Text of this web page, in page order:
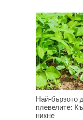
Най-бързото
плевелите:
никне